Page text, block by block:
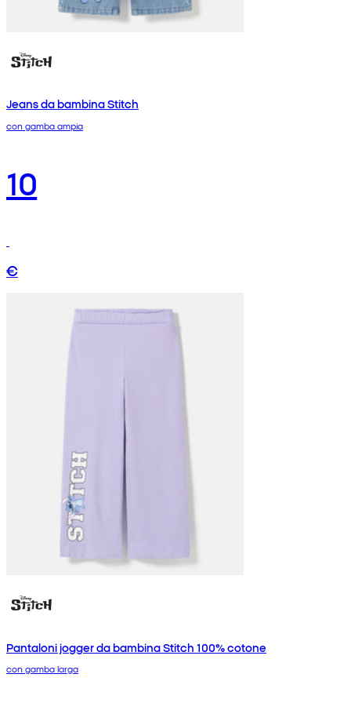
Jeans da bambina Stitch
con gamba ampia
10
€
Pantaloni jogger da bambina Stitch 100% cotone
con gamba larga